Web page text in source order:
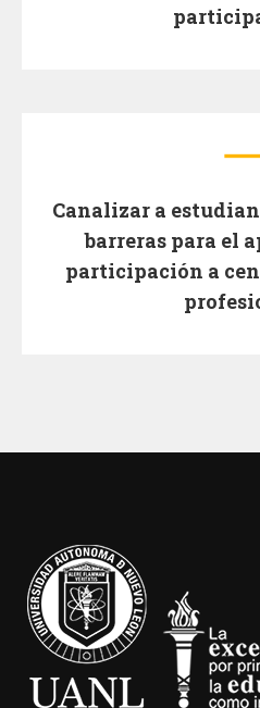
Canalizar a
barreras para el
participación a